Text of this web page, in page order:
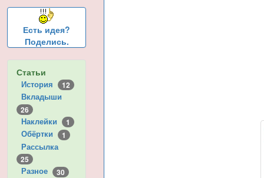
Есть идея?
Поделись.
Статьи
История 12
Вкладыши
26
Наклейки 1
Обёртки 1
Рассылка
25
Разное 30